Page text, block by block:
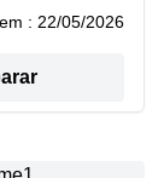
: 22/05/2026